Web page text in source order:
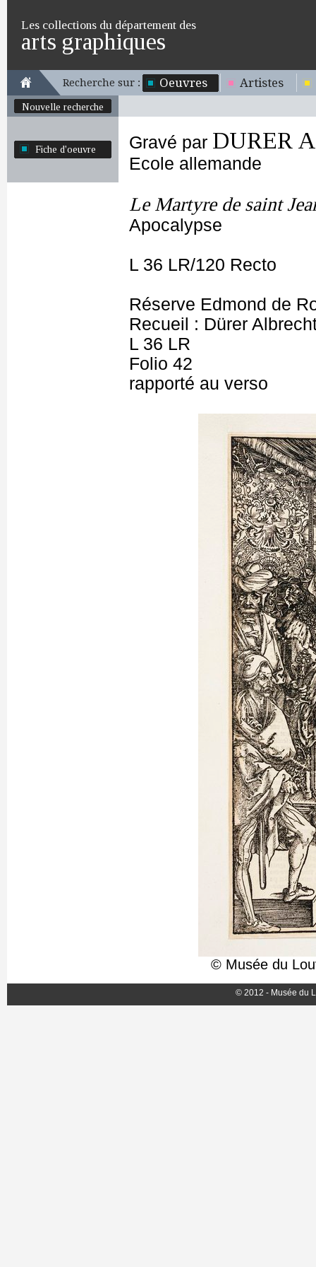
Les collections du département des
arts graphiques
Recherche sur : Oeuvres Artistes
Nouvelle recherche
Fiche d'oeuvre Gravé par DURER
Ecole allemande
Le Martyre de saint
Apocalypse
L 36 LR/120 Recto
Réserve Edmond de
Recueil : Dürer
L 36 LR
Folio 42
rapporté au verso
© Musée du
© 2012 - Musée du